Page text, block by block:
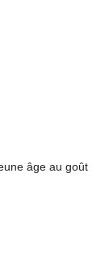
âge au goût